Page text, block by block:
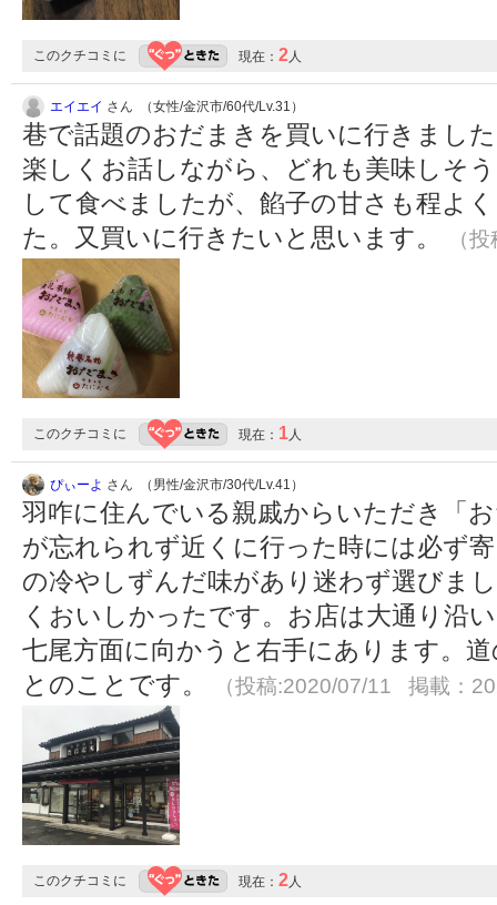
このクチコミに 現在： 2人
エイエイ さん （女性/金沢市/60代/Lv.31）
巷で話題のおだまきを買いに行きまし
楽しくお話しながら、どれも美味しそ
して食べましたが、餡子の甘さも程よ
た。又買いに行きたいと思います。
（
このクチコミに 現在： 1人
ぴぃーよ さん （男性/金沢市/30代/Lv.41）
羽咋に住んでいる親戚からいただき「
が忘れられず近くに行った時には必ず
の冷やしずんだ味があり迷わず選びま
くおいしかったです。お店は大通り沿
七尾方面に向かうと右手にあります。
とのことです。
（投稿:2020/07/11 掲載：
このクチコミに 現在： 2人